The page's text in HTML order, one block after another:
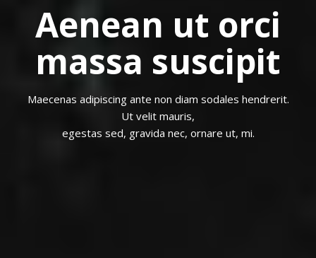
Aenean ut orci
massa suscipit
Maecenas adipiscing ante non diam sodales hendrerit.
Ut velit mauris,
egestas sed, gravida nec, ornare ut, mi.